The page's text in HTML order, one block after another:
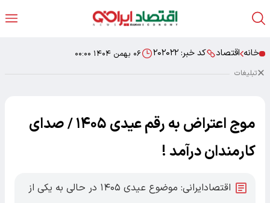
خانه اقتصاد کد خبر: ۲۰۲۰۲۲ ۰۶ بهمن ۱۴۰۴ ۰۰:۰۰
تبلیغات
موج اعتراض به رقم عیدی ۱۴۰۵ / صدای
کارمندان درآمد !
اقتصادایرانی: موضوع عیدی ۱۴۰۵ در حالی به یکی از